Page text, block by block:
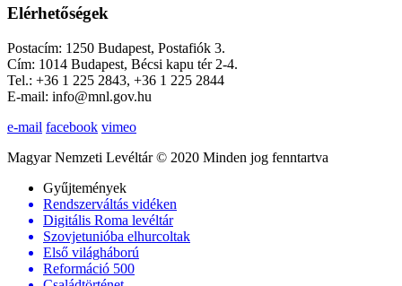
Elérhetőségek
Postacím: 1250 Budapest, Postafiók 3.
Cím: 1014 Budapest, Bécsi kapu tér 2-4.
Tel.: +36 1 225 2843, +36 1 225 2844
E-mail: info@mnl.gov.hu
e-mail facebook vimeo
Magyar Nemzeti Levéltár © 2020 Minden jog fenntartva
Gyűjtemények
Rendszerváltás vidéken
Digitális Roma levéltár
Szovjetunióba elhurcoltak
Első világháború
Reformáció 500